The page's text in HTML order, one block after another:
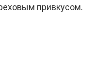
привкусом.